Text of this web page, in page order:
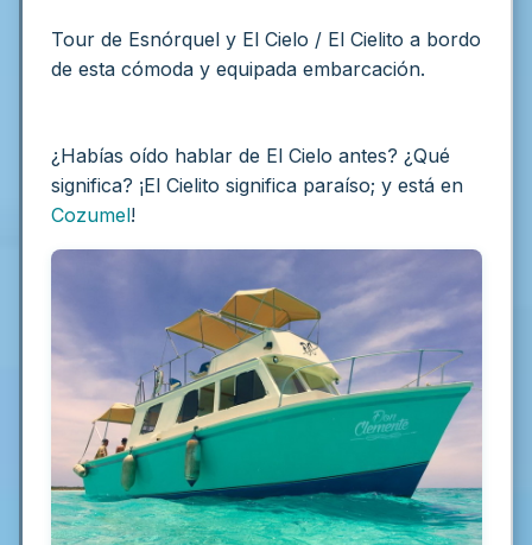
Tour de Esnórquel y El Cielo / El Cielito a bordo
de esta cómoda y equipada embarcación.
¿Habías oído hablar de El Cielo antes? ¿Qué
significa? ¡El Cielito significa paraíso; y está en
Cozumel!